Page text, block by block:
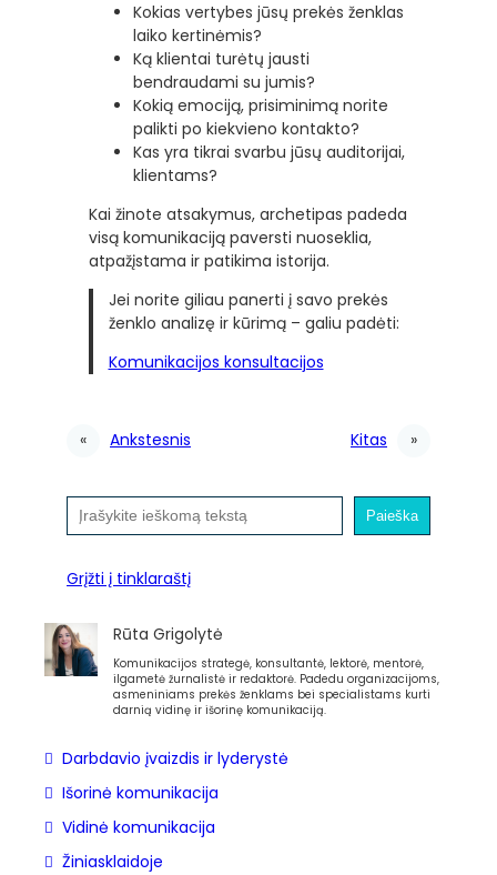
Kokias vertybes jūsų prekės ženklas
laiko kertinėmis?
Ką klientai turėtų jausti
bendraudami su jumis?
Kokią emociją, prisiminimą norite
palikti po kiekvieno kontakto?
Kas yra tikrai svarbu jūsų auditorijai,
klientams?
Kai žinote atsakymus, archetipas padeda
visą komunikaciją paversti nuoseklia,
atpažįstama ir patikima istorija.
Jei norite giliau panerti į savo prekės
ženklo analizę ir kūrimą – galiu padėti:
Komunikacijos konsultacijos
« Ankstesnis Kitas »
a
e
k
a
Paieška
Grįžti į tinklaraštį
Rūta Grigolytė
Komunikacijos strategė, konsultantė, lektorė, mentorė,
ilgametė žurnalistė ir redaktorė. Padedu organizacijoms,
asmeniniams prekės ženklams bei specialistams kurti
darnią vidinę ir išorinę komunikaciją.
Darbdavio įvaizdis ir lyderystė
Išorinė komunikacija
Vidinė komunikacija
Žiniasklaidoje